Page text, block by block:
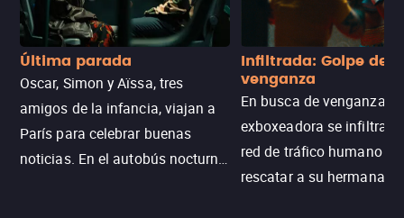
Última parada
Oscar, Simon y Aïssa, tres
amigos de la infancia, viajan a
París para celebrar buenas
noticias. En el autobús nocturno
Infiltrada: Golpe de
venganza
En busca de venganza,
exboxeadora se infiltra
red de tráfico humano
rescatar a su hermana